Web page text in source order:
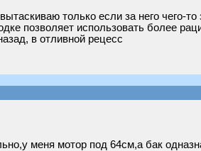
только если за него чего-
позволяет использовать более
в отливной рецесс
меня мотор под 64см,а бак